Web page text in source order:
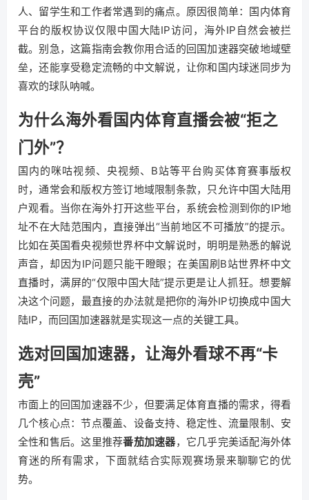
人、留学生和工作者常遇到的痛点。原因很简单：国内体育
平台的版权协议仅限中国大陆IP访问，海外IP自然会被拦
截。别急，这篇指南会教你用合适的回国加速器突破地域壁
垒，还能享受稳定流畅的中文解说，让你和国内球迷同步为
喜欢的球队呐喊。
为什么海外看国内体育直播会被“拒之
门外”？
国内的咪咕视频、央视频、B站等平台购买体育赛事版权
时，通常会和版权方签订地域限制条款，只允许中国大陆用
户观看。当你在海外打开这些平台，系统会检测到你的IP地
址不在大陆范围内，直接弹出“当前地区不可播放”的提示。
比如在英国看央视频世界杯中文解说时，明明是熟悉的解说
声音，却因为IP问题只能干瞪眼；在美国刷B站世界杯中文
直播时，满屏的“仅限中国大陆”提示更是让人抓狂。想要解
决这个问题，最直接的办法就是把你的海外IP切换成中国大
陆IP，而回国加速器就是实现这一点的关键工具。
选对回国加速器，让海外看球不再“卡
壳”
市面上的回国加速器不少，但要满足体育直播的需求，得看
几个核心点：节点覆盖、设备支持、稳定性、流量限制、安
全性和售后。这里推荐番茄加速器，它几乎完美适配海外体
育迷的所有需求，下面就结合实际观赛场景来聊聊它的优
势。